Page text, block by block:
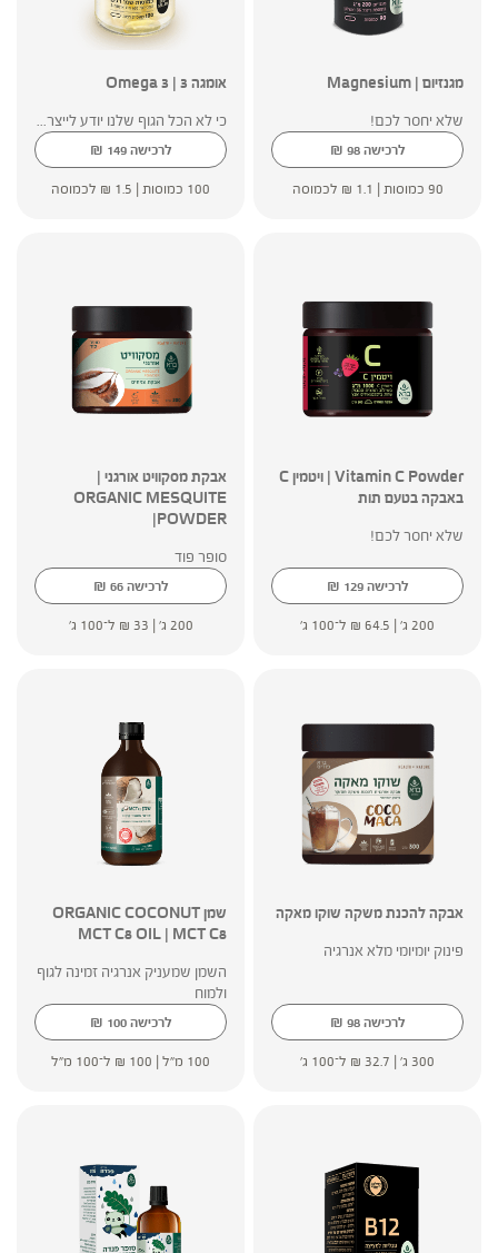
מגנזיום | Magnesium
שלא יחסר לכם!
לרכישה ₪ 98
90 כמוסות | ₪ 1.1 לכמוסה
אומגה 3 | Omega 3
כי לא הכל הגוף שלנו יודע לייצר...
לרכישה ₪ 149
100 כמוסות | ₪ 1.5 לכמוסה
Vitamin C Powder | ויטמין C
באבקה בטעם תות
שלא יחסר לכם!
לרכישה ₪ 129
200 ג' | ₪ 64.5 ל־100 ג'
אבקת מסקוויט אורגני |
ORGANIC MESQUITE
POWDER|
סופר פוד
לרכישה ₪ 66
200 ג' | ₪ 33 ל־100 ג'
אבקה להכנת משקה שוקו מאקה
פינוק יומיומי מלא אנרגיה
לרכישה ₪ 98
300 ג' | ₪ 32.7 ל־100 ג'
שמן ORGANIC COCONUT
MCT C8 OIL | MCT C8
השמן שמעניק אנרגיה זמינה לגוף
ולמוח
לרכישה ₪ 100
100 מ"ל | ₪ 100 ל־100 מ"ל